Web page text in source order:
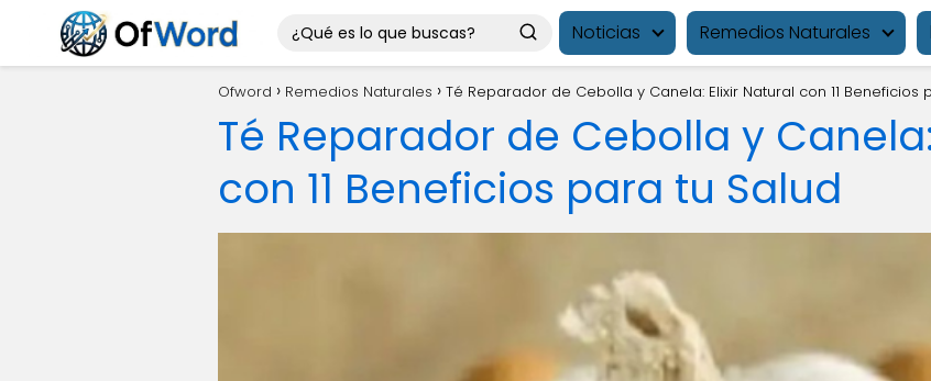
Noticias Remedios Naturales
Ofword Remedios Naturales Té Reparador de Cebolla y Canela: Elixir Natural con 11 Beneficios
Té Reparador de Cebolla y
con 11 Beneficios para tu Salud